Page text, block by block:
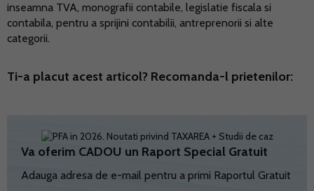
inseamna TVA, monografii contabile, legislatie fiscala si
contabila, pentru a sprijini contabilii, antreprenorii si alte
categorii.
Ti-a placut acest articol? Recomanda-l prietenilor:
Va oferim CADOU un Raport Special Gratuit
Adauga adresa de e-mail pentru a primi Raportul Gratuit